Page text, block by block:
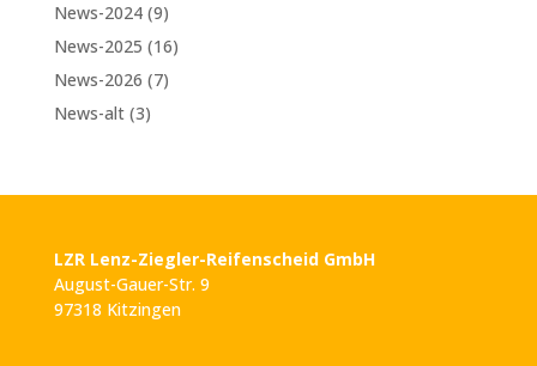
News-2024(9)
News-2025 (16)
News-2026 (7)
News-alt(3)
LZR Lenz-Ziegler-Reifenscheid GmbH
August-Gauer-Str. 9
97318 Kitzingen